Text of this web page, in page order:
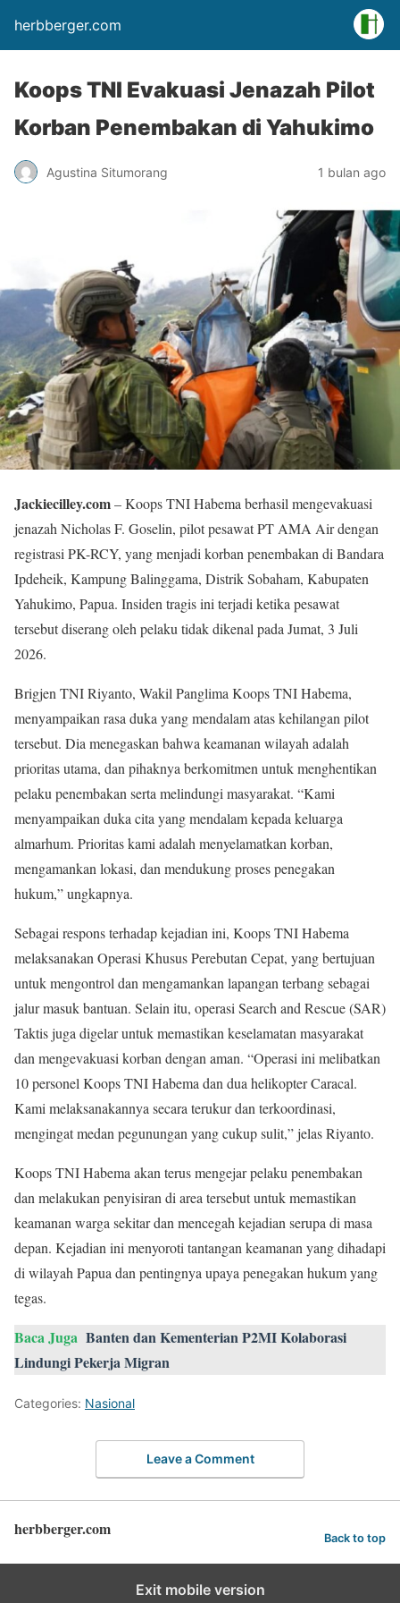
herbberger.com
Koops TNI Evakuasi Jenazah Pilot
Korban Penembakan di Yahukimo
Agustina Situmorang 1 bulan ago
Jackiecilley.com– Koops TNI Habema berhasil mengevakuasi
jenazah Nicholas F. Goselin, pilot pesawat PT AMA Air dengan
registrasi PK-RCY, yang menjadi korban penembakan di Bandara
Ipdeheik, Kampung Balinggama, Distrik Sobaham, Kabupaten
Yahukimo, Papua. Insiden tragis ini terjadi ketika pesawat
tersebut diserang oleh pelaku tidak dikenal pada Jumat, 3 Juli
2026.
Brigjen TNI Riyanto, Wakil Panglima Koops TNI Habema,
menyampaikan rasa duka yang mendalam atas kehilangan pilot
tersebut. Dia menegaskan bahwa keamanan wilayah adalah
prioritas utama, dan pihaknya berkomitmen untuk menghentikan
pelaku penembakan serta melindungi masyarakat. “Kami
menyampaikan duka cita yang mendalam kepada keluarga
almarhum. Prioritas kami adalah menyelamatkan korban,
mengamankan lokasi, dan mendukung proses penegakan
hukum,” ungkapnya.
Sebagai respons terhadap kejadian ini, Koops TNI Habema
melaksanakan Operasi Khusus Perebutan Cepat, yang bertujuan
untuk mengontrol dan mengamankan lapangan terbang sebagai
jalur masuk bantuan. Selain itu, operasi Search and Rescue (SAR)
Taktis juga digelar untuk memastikan keselamatan masyarakat
dan mengevakuasi korban dengan aman. “Operasi ini melibatkan
10 personel Koops TNI Habema dan dua helikopter Caracal.
Kami melaksanakannya secara terukur dan terkoordinasi,
mengingat medan pegunungan yang cukup sulit,” jelas Riyanto.
Koops TNI Habema akan terus mengejar pelaku penembakan
dan melakukan penyisiran di area tersebut untuk memastikan
keamanan warga sekitar dan mencegah kejadian serupa di masa
depan. Kejadian ini menyoroti tantangan keamanan yang dihadapi
di wilayah Papua dan pentingnya upaya penegakan hukum yang
tegas.
Baca Juga Banten dan Kementerian P2MI Kolaborasi
Lindungi Pekerja Migran
Categories: Nasional
Leave a Comment
herbberger.com Back to top
Exit mobile version